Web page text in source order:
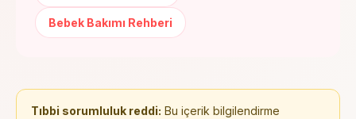
Bebek Bakımı Rehberi
Tıbbi sorumluluk reddi: Bu içerik bilgilendirme